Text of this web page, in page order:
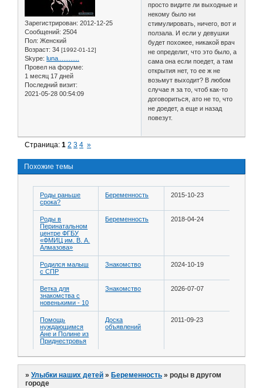
Зарегистрирован: 2012-12-25
Сообщений: 2504
Пол: Женский
Возраст: 34 [1992-01-12]
Skype: luna............
Провел на форуме:
1 месяц 17 дней
Последний визит:
2021-05-28 00:54:09
просто видите ли выходные и
некому было ни
стимулировать, ничего, вот и
ползала. И если у девушки
будет похожее, никакой врач
не определит, что это было, а
сама она если поедет, а там
открытия нет, то ее ж не
возьмут выходит? В любом
случае я за то, чтоб как-то
договориться, ато не то, что
не доедет, а еще и назад
повезут.
Страница:1 2 3 4 »
Похожие темы
Роды раньше
срока?
Беременность 2015-10-23
Роды в
Перинатальном
центре ФГБУ
«ФМИЦ им. В. А.
Алмазова»
Беременность 2018-04-24
Родился малыш
с СПР
Знакомство 2024-10-19
Ветка для
знакомства с
новенькими - 10
Знакомство 2026-07-07
Помощь
нуждающимся
Ане и Полине из
Приднестровья
Доска
объявлений
2011-09-23
»Улыбки наших детей »Беременность »роды в другом
городе